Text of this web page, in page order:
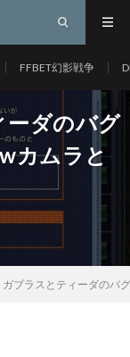
FFBET幻影戦争
ーダのバグ
カムラと
ガブラスとティーダの